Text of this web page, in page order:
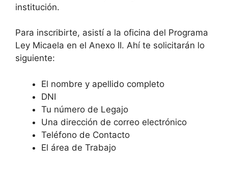
institución.
Para inscribirte, asistí a la oficina del Programa
Ley Micaela en el Anexo II. Ahí te solicitarán lo
siguiente:
El nombre y apellido completo
DNI
Tu número de Legajo
Una dirección de correo electrónico
Teléfono de Contacto
El área de Trabajo